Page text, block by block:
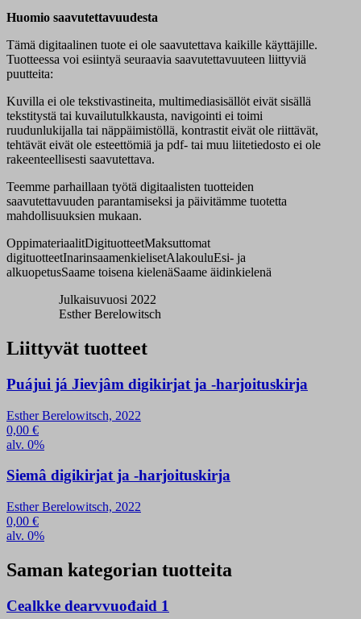
Huomio saavutettavuudesta
Tämä digitaalinen tuote ei ole saavutettava kaikille käyttäjille.
Tuotteessa voi esiintyä seuraavia saavutettavuuteen liittyviä
puutteita:
Kuvilla ei ole tekstivastineita, multimediasisällöt eivät sisällä
tekstitystä tai kuvailutulkkausta, navigointi ei toimi
ruudunlukijalla tai näppäimistöllä, kontrastit eivät ole riittävät,
tehtävät eivät ole esteettömiä ja pdf- tai muu liitetiedosto ei ole
rakeenteellisesti saavutettava.
Teemme parhaillaan työtä digitaalisten tuotteiden
saavutettavuuden parantamiseksi ja päivitämme tuotetta
mahdollisuuksien mukaan.
OppimateriaalitDigituotteetMaksuttomat
digituotteetInarinsaamenkielisetAlakouluEsi- ja
alkuopetusSaame toisena kielenäSaame äidinkielenä
Julkaisuvuosi 2022
Esther Berelowitsch
Liittyvät tuotteet
Puájui já Jievjâm digikirjat ja -harjoituskirja
Esther Berelowitsch, 2022
0,00 €
alv. 0%
Siemâ digikirjat ja -harjoituskirja
Esther Berelowitsch, 2022
0,00 €
alv. 0%
Saman kategorian tuotteita
Cealkke dearvvuođaid 1